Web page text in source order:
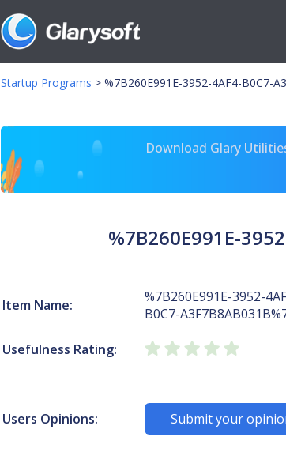
Startup Programs > %7B260E991E-3952-4AF4-B0C7-
Download Glary
%7B260E991E-
Item Name:
%7B260E991E-3952-
B0C7-
Usefulness Rating:
Users Opinions: Submit your